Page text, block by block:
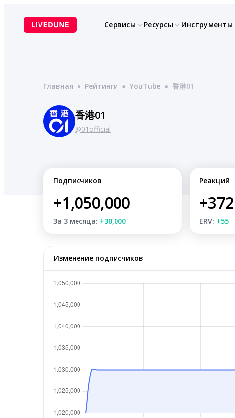
содержимому
Сервисы Ресурсы Инструменты
Главная ● Рейтинги ● YouTube ● 香港01
香港01
@01official
Подписчиков
+1,050,000
За 3 месяца: +30,000
Реакций
+372
ERV: +55
Изменение подписчиков